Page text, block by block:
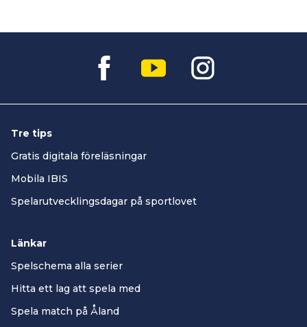
Tre tips
Gratis digitala föreläsningar
Mobila IBIS
Spelarutvecklingsdagar på sportlovet
Länkar
Spelschema alla serier
Hitta ett lag att spela med
Spela match på Åland